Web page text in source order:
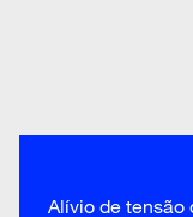
Alívio de tensão